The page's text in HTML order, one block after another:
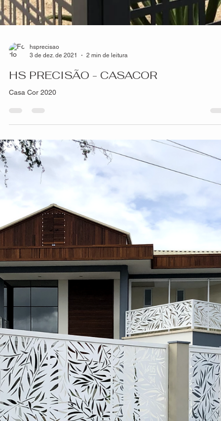
hsprecisao
3 de dez. de 2021
2 min de leitura
HS PRECISÃO - CASACOR
Casa Cor 2020